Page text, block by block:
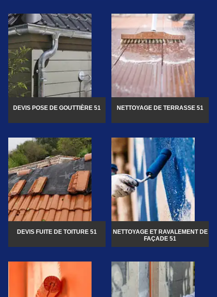
DEVIS POSE DE GOUTTIÈRE 51 NETTOYAGE DE TERRASSE 51
DEVIS FUITE DE TOITURE 51
NETTOYAGE ET RAVALEMENT DE
FAÇADE 51